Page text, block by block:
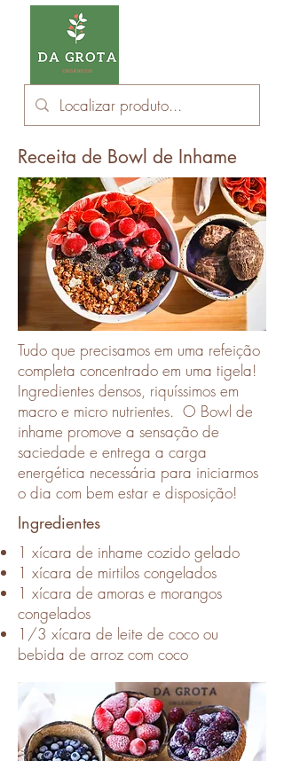
Receita de Bowl de Inhame
Ingredientes
1 xícara de inhame cozido gelado
1 xícara de mirtilos congelados
1 xícara de amoras e morangos
congelados
1/3 xícara de leite de coco ou
bebida de arroz com coco
Tudo que precisamos em uma refeição
completa concentrado em uma tigela!
Ingredientes densos, riquíssimos em
macro e micro nutrientes. O Bowl de
inhame promove a sensação de
saciedade e entrega a carga
energética necessária para iniciarmos
o dia com bem estar e disposição!